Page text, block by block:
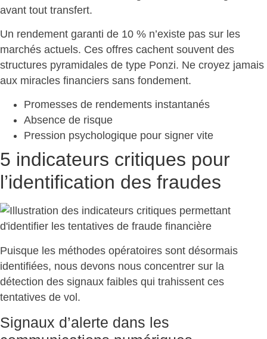
avant tout transfert.
Un rendement garanti de 10 % n’existe pas sur les
marchés actuels. Ces offres cachent souvent des
structures pyramidales de type Ponzi. Ne croyez jamais
aux miracles financiers sans fondement.
Promesses de rendements instantanés
Absence de risque
Pression psychologique pour signer vite
5 indicateurs critiques pour
l’identification des fraudes
Puisque les méthodes opératoires sont désormais
identifiées, nous devons nous concentrer sur la
détection des signaux faibles qui trahissent ces
tentatives de vol.
Signaux d’alerte dans les